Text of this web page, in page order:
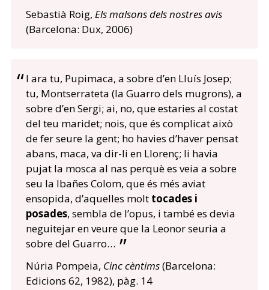
Sebastià Roig, Els malsons dels nostres avis
(Barcelona: Dux, 2006)
I ara tu, Pupimaca, a sobre d’en Lluís Josep;
tu, Montserrateta (la Guarro dels mugrons), a
sobre d’en Sergi; ai, no, que estaries al costat
del teu maridet; nois, que és complicat això
de fer seure la gent; ho havies d’haver pensat
abans, maca, va dir-li en Llorenç; li havia
pujat la mosca al nas perquè es veia a sobre
seu la Ibañes Colom, que és més aviat
ensopida, d’aquelles molt tocades i
posades, sembla de l’opus, i també es devia
neguitejar en veure que la Leonor seuria a
sobre del Guarro…
Núria Pompeia, Cinc cèntims(Barcelona:
Edicions 62, 1982), pàg. 14